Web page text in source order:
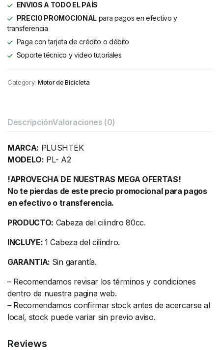
ENVIOS A TODO EL PAÍS
PRECIO PROMOCIONALpara pagos en efectivo y
transferencia
Paga con tarjeta de crédito o débito
Soporte técnico y video tutoriales
Category: Motor de Bicicleta
DescripciónValoraciones (0)
MARCA: PLUSHTEK
MODELO: PL- A2
!APROVECHA DE NUESTRAS MEGA OFERTAS!
No te pierdas de este precio promocional para pagos
en efectivo o transferencia.
PRODUCTO: Cabeza del cilindro 80cc.
INCLUYE:1 Cabeza del cilindro.
GARANTIA: Sin garantía.
– Recomendamos revisar los términos y condiciones
dentro de nuestra pagina web.
– Recomendamos confirmar stock antes de acercarse al
local, stock puede variar sin previo aviso.
Reviews